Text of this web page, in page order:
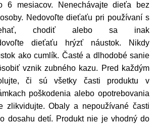
6 mesiacov. Nenechávajte dieťa bez
Nedovoľte dieťaťu pri používaní s
chodiť alebo sa inak
dieťaťu hrýzť náustok. Nikdy
ako cumlík. Časté a dlhodobé sanie
vznik zubného kazu. Pred každým
či sú všetky časti produktu v
poškodenia alebo opotrebovania
zlikvidujte. Obaly a nepoužívané časti
dosahu detí. Produkt nie je vhodný do